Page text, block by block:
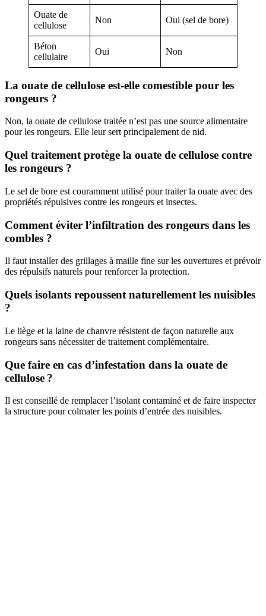
Ouate de
cellulose
Non Oui (sel de bore)
Béton
cellulaire
Oui Non
La ouate de cellulose est-elle comestible pour les
rongeurs ?
Non, la ouate de cellulose traitée n’est pas une source alimentaire
pour les rongeurs. Elle leur sert principalement de nid.
Quel traitement protège la ouate de cellulose contre
les rongeurs ?
Le sel de bore est couramment utilisé pour traiter la ouate avec des
propriétés répulsives contre les rongeurs et insectes.
Comment éviter l’infiltration des rongeurs dans les
combles ?
Il faut installer des grillages à maille fine sur les ouvertures et prévoir
des répulsifs naturels pour renforcer la protection.
Quels isolants repoussent naturellement les nuisibles
?
Le liège et la laine de chanvre résistent de façon naturelle aux
rongeurs sans nécessiter de traitement complémentaire.
Que faire en cas d’infestation dans la ouate de
cellulose ?
Il est conseillé de remplacer l’isolant contaminé et de faire inspecter
la structure pour colmater les points d’entrée des nuisibles.